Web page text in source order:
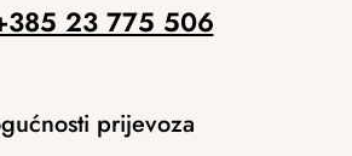
23 775 506
prijevoza